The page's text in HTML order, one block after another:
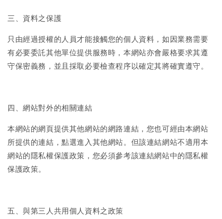
三、資料之保護
只由經過授權的人員才能接觸您的個人資料，如因業務需要
有必要委託其他單位提供服務時，本網站亦會嚴格要求其遵
守保密義務，並且採取必要檢查程序以確定其將確實遵守。
四、網站對外的相關連結
本網站的網頁提供其他網站的網路連結，您也可經由本網站
所提供的連結，點選進入其他網站。但該連結網站不適用本
網站的隱私權保護政策，您必須參考該連結網站中的隱私權
保護政策。
五、與第三人共用個人資料之政策